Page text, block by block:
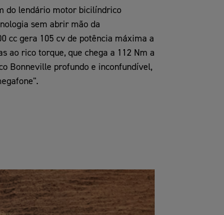
do lendário motor bicilíndrico
sem abrir mão da
cc gera 105 cv de potência máxima a
ao rico torque, que chega a 112 Nm a
Bonneville profundo e inconfundível,